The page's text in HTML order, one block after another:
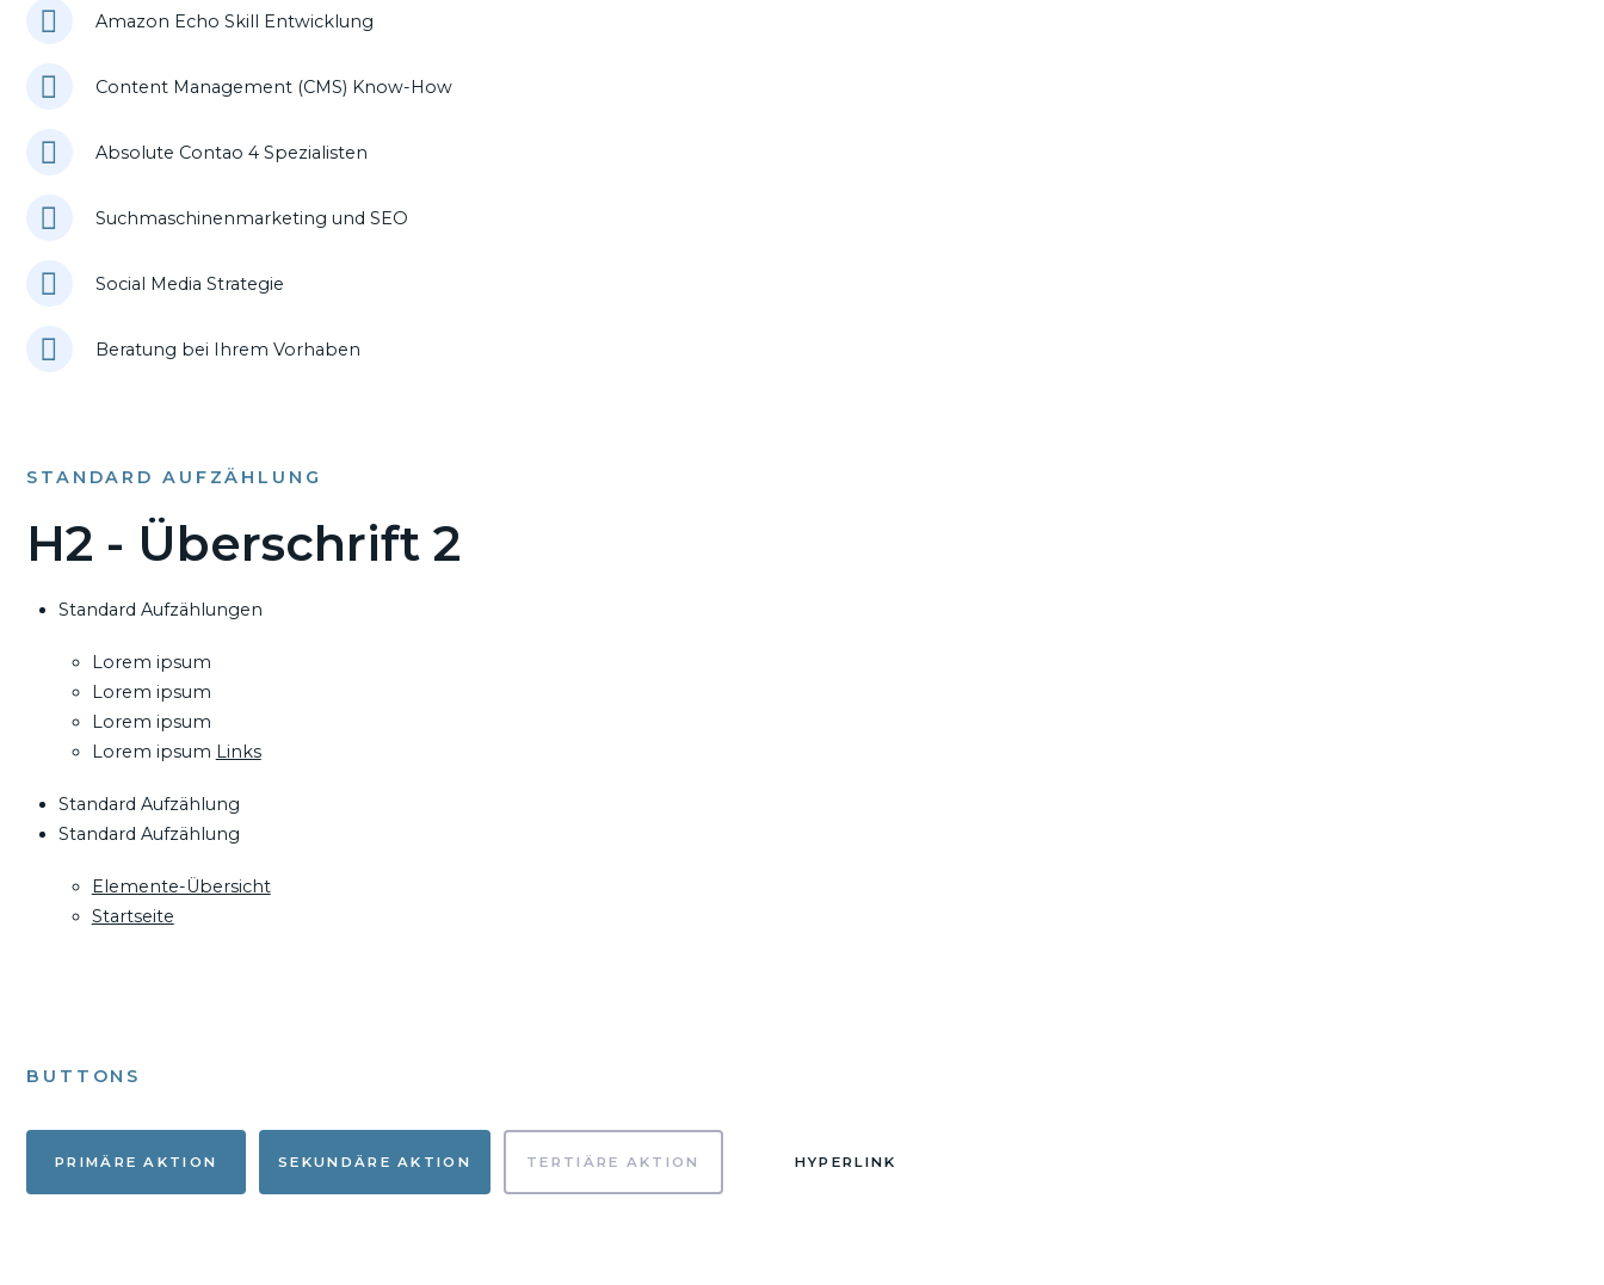
Amazon Echo Skill Entwicklung
Content Management (CMS) Know-How
Absolute Contao 4 Spezialisten
Suchmaschinenmarketing und SEO
Social Media Strategie
Beratung bei Ihrem Vorhaben
STANDARD AUFZÄHLUNG
H2 - Überschrift 2
Standard Aufzählungen
Lorem ipsum
Lorem ipsum
Lorem ipsum
Lorem ipsum Links
Standard Aufzählung
Standard Aufzählung
Elemente-Übersicht
Startseite
BUTTONS
PRIMÄRE AKTION SEKUNDÄRE AKTION TERTIÄRE AKTION HYPERLINK